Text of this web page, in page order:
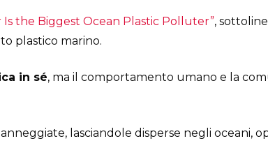
Is the Biggest Ocean Plastic Polluter”,
plastico marino.
in sé, ma il comportamento umano e la
lasciandole disperse negli oceani,